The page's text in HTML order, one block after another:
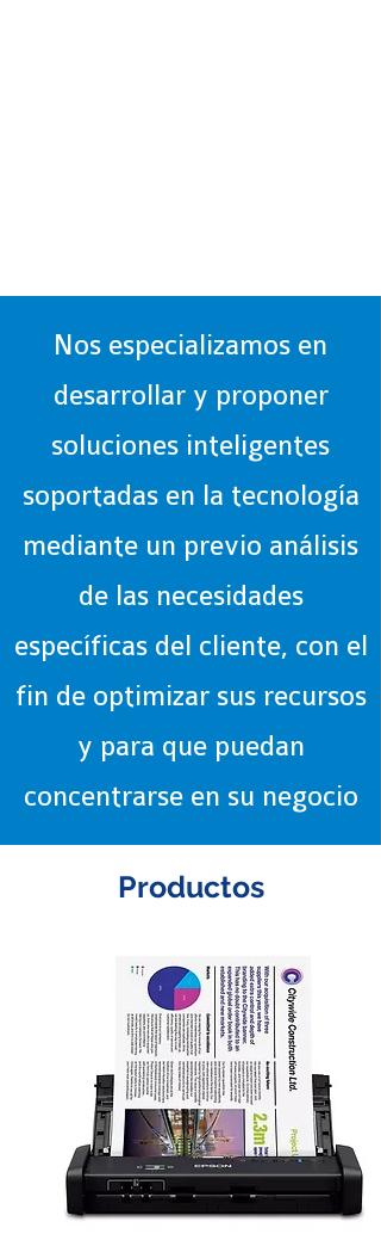
Nos especializamos en
desarrollar y proponer
soluciones inteligentes
soportadas en la tecnología
mediante un previo análisis
de las necesidades
específicas del cliente, con el
fin de optimizar sus recursos
y para que puedan
concentrarse en su negocio​​
Productos